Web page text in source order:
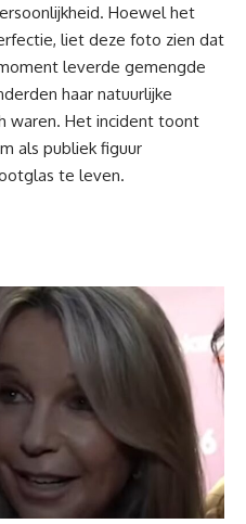
Hoewel het
liet deze foto zien dat
leverde gemengde
haar natuurlijke
waren. Het incident toont
als publiek figuur
te leven.